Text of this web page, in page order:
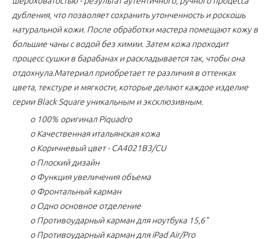
дубления, что позволяет сохранить утонченность и роскошь
натуральной кожи. После обработки мастера помещают кожу в
большие чаны с водой без химии. Затем кожа проходит
процесс сушки в барабанах и раскладывается так, чтобы она
отдохнула.Материал приобретает те различия в оттенках
цвета, текстуре и мягкости, которые делают каждое изделие
серии Black Square уникальным и эксклюзивным.
o 100% оригинал Piquadro
o Качественная итальянская кожа
o Коричневый цвет - CA4021B3/CU
o Плоский дизайн
o Функция увеличения объема
o Фронтальный карман
o Одно основное отделение
o Противоударный карман для ноутбука 15,6"
o Противоударный карман для iPad Air/Pro